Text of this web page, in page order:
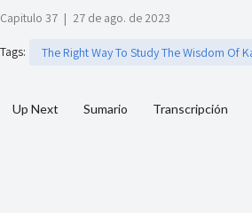
Capitulo 37 | 27 de ago. de 2023
Tags: The Right Way To Study The Wisdom Of
Up Next Sumario Transcripción